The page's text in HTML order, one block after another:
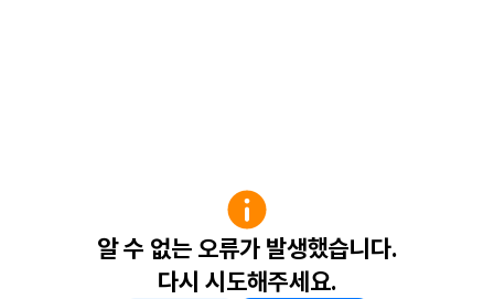
알 수 없는 오류가 발생했습니다.
다시 시도해주세요.